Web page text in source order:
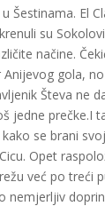
Šestinama. El
su
načine.
gola,
Števa ne
jedne prečke.I
se brani
Opet
već po treći
nemjerljiv